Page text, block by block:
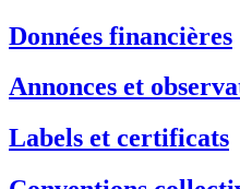
Données financières
Annonces et
Labels et certificats